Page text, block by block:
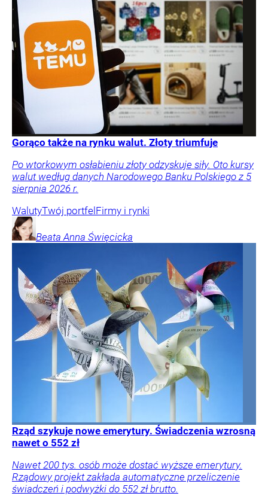
Gorąco także na rynku walut. Złoty triumfuje
Po wtorkowym osłabieniu złoty odzyskuje siły. Oto kursy
walut według danych Narodowego Banku Polskiego z 5
sierpnia 2026 r.
WalutyTwój portfel Firmy i rynki
Beata Anna Święcicka
Rząd szykuje nowe emerytury. Świadczenia wzrosną
nawet o 552 zł
Nawet 200 tys. osób może dostać wyższe emerytury.
Rządowy projekt zakłada automatyczne przeliczenie
świadczeń i podwyżki do 552 zł brutto.